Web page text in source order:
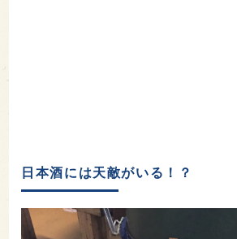
日本酒には天敵がいる！？